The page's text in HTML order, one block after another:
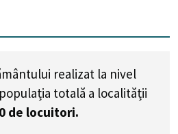
realizat la nivel
totală a localității
de locuitori.